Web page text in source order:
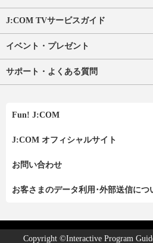
J:COM TVサービスガイド
イベント・プレゼント
サポート・よくある質問
Fun! J:COM
J:COM オフィシャルサイト
お問い合わせ
お客さまのデータ利用･外部送信につ
Copyright ©Interactive Program